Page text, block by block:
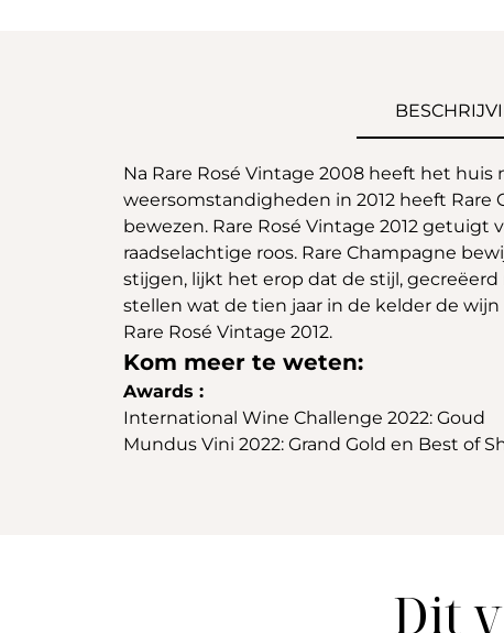
Na Rare Rosé Vintage 2008 heeft het
weersomstandigheden in 2012 heeft
bewezen. Rare Rosé Vintage 2012
raadselachtige roos. Rare Champagne
stijgen, lijkt het erop dat de stijl,
stellen wat de tien jaar in de kelder de
Rare Rosé Vintage 2012.
Kom meer te weten:
Awards :
International Wine Challenge 2022: Goud
Mundus Vini 2022: Grand Gold en Best of
Dit